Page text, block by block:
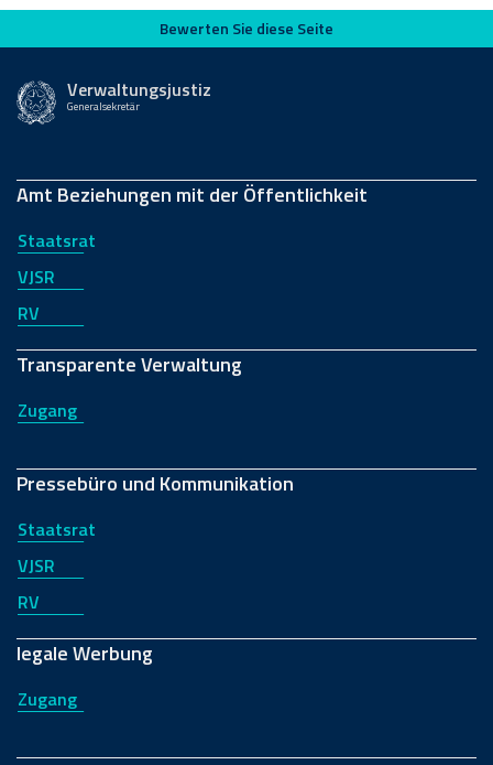
Bewerten Sie diese Seite
Bewerten Sie diese Seite
Verwaltungsjustiz
Generalsekretär
Amt Beziehungen mit der Öffentlichkeit
Staatsrat
VJSR
RV
Transparente Verwaltung
Zugang
Pressebüro und Kommunikation
Staatsrat
VJSR
RV
legale Werbung
Zugang